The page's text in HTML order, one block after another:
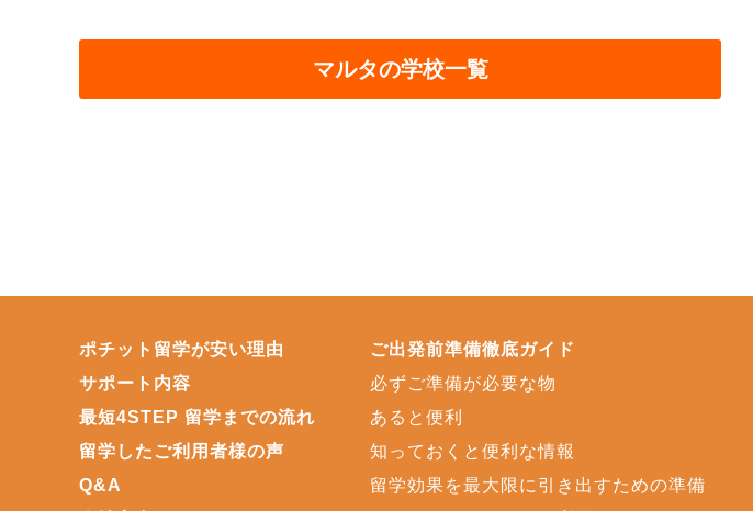
マルタの学校一覧
ポチット留学が安い理由
サポート内容
最短4STEP 留学までの流れ
留学したご利用者様の声
Q&A
ご出発前準備徹底ガイド
必ずご準備が必要な物
あると便利
知っておくと便利な情報
留学効果を最大限に引き出すための準備